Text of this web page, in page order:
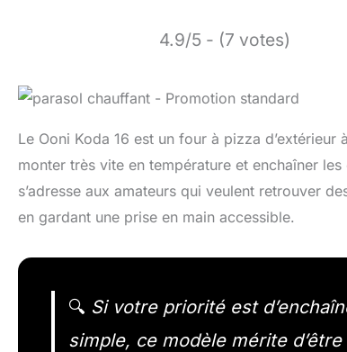
4.9/5 - (7 votes)
Le Ooni Koda 16 est un four à pizza
monter très vite en température et enchaîner
s’adresse aux amateurs qui veulent retrouver
en gardant une prise en main accessible.
🔍 Si votre priorité est
simple, ce modèle mérite